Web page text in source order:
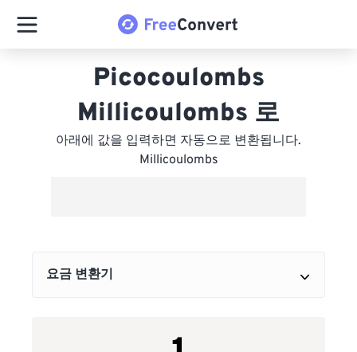
Picocoulombs
Millicoulombs 로
아래에 값을 입력하면 자동으로 변환됩니다.
Millicoulombs